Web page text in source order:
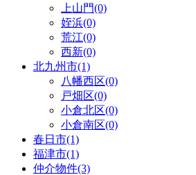
上山門(0)
姪浜(0)
荒江(0)
西新(0)
北九州市(1)
八幡西区(0)
戸畑区(0)
小倉北区(0)
小倉南区(0)
春日市(1)
福津市(1)
仲介物件(3)